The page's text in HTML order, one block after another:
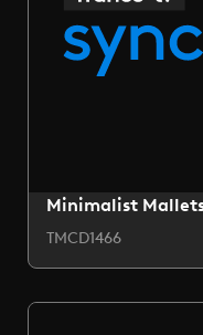
Minimalist
TMCD1466